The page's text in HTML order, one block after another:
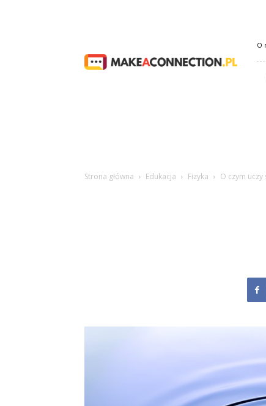
O
Strona główna Edukacja Fizyka O czym uczy